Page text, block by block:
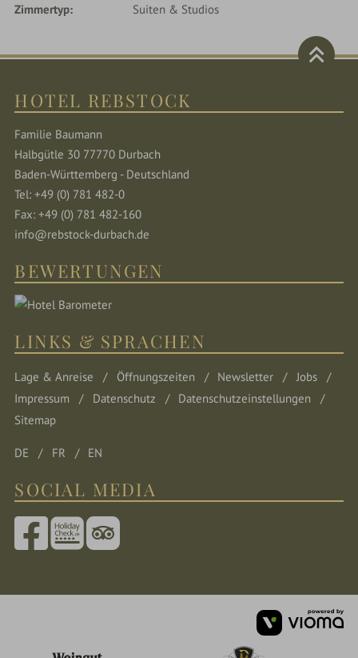
Zimmertyp
Suiten & Studios
HOTEL REBSTOCK
Familie Baumann
Halbgütle 30 77770 Durbach
Baden-Württemberg - Deutschland
Tel: +49 (0) 781 482-0
Fax: +49 (0) 781 482-160
info@rebstock-durbach.de
BEWERTUNGEN
LINKS & SPRACHEN
Lage & Anreise Öffnungszeiten Newsletter
Jobs
Impressum
Datenschutz
Datenschutzeinstellungen
Sitemap
DE FR EN
SOCIAL MEDIA